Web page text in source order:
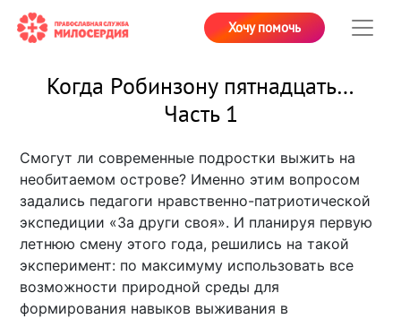
Хочу помочь
Когда Робинзону пятнадцать…
Часть 1
Смогут ли современные подростки выжить на
необитаемом острове? Именно этим вопросом
задались педагоги нравственно-патриотической
экспедиции «За други своя». И планируя первую
летнюю смену этого года, решились на такой
эксперимент: по максимуму использовать все
возможности природной среды для
формирования навыков выживания в